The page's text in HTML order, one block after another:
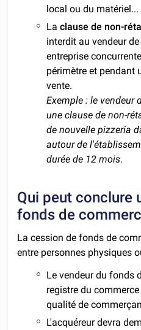
local ou du matériel...
Laclause de non-
interdit au vendeur
entreprise
périmètre et pendant
vente.
Exemple : le vendeur
une clause de non-
de nouvelle pizzeria
autour de
durée de 12 mois.
Qui peut conclure
fonds de
La cession de fonds de
entre personnes physiques
Le vendeur du fonds
registre du
qualité de
L'acquéreur devra